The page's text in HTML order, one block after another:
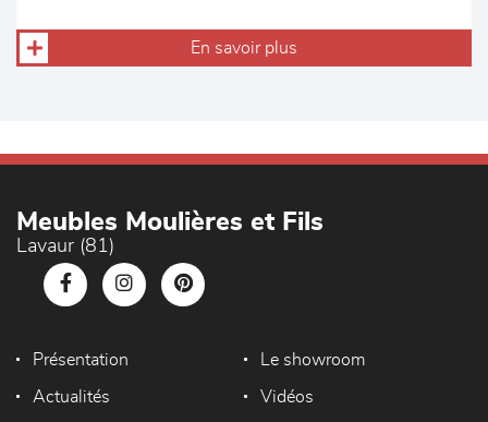
En savoir plus
Meubles Moulières et Fils
Lavaur (81)
Présentation Le showroom
Actualités Vidéos